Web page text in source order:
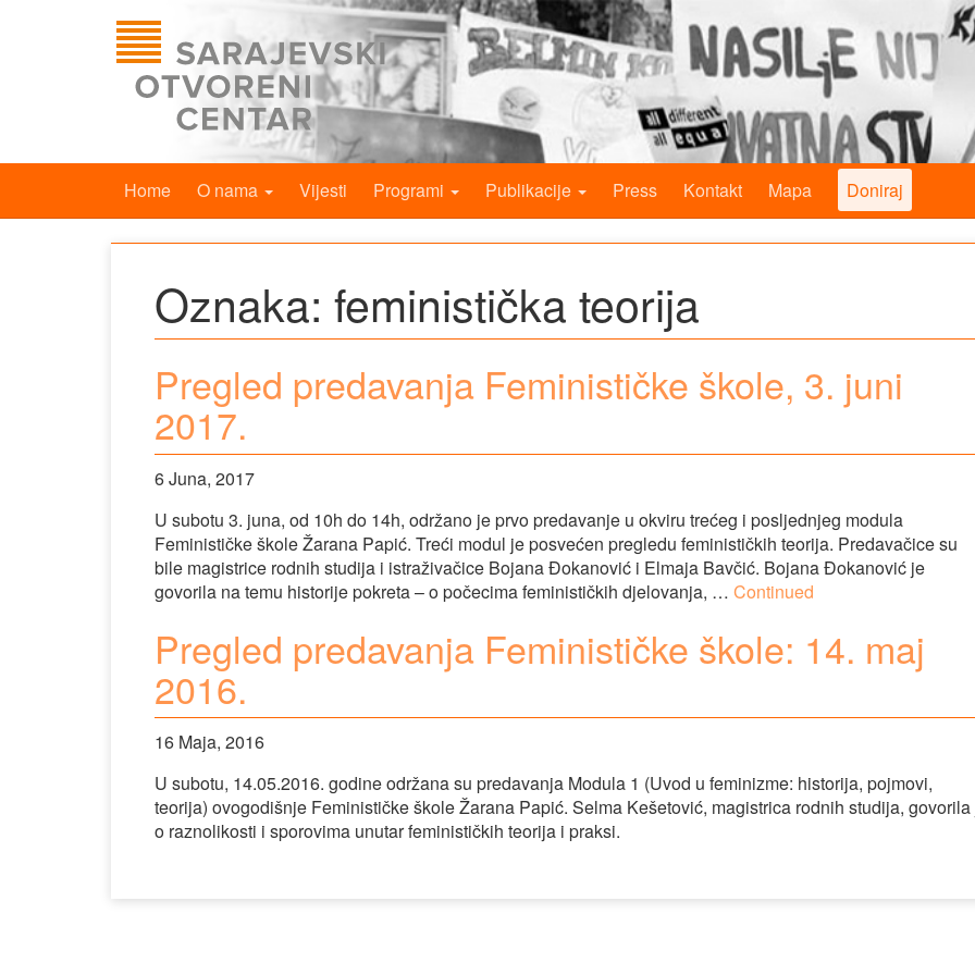
Home O nama Vijesti Programi Publikacije Press Kontakt Mapa Doniraj
Oznaka: feministička teorija
Pregled predavanja Feminističke škole, 3. juni
2017.
6 Juna, 2017
U subotu 3. juna, od 10h do 14h, održano je prvo predavanje u okviru trećeg i posljednjeg modula
Feminističke škole Žarana Papić. Treći modul je posvećen pregledu feminističkih teorija. Predavačice su
bile magistrice rodnih studija i istraživačice Bojana Đokanović i Elmaja Bavčić. Bojana Đokanović je
govorila na temu historije pokreta – o počecima feminističkih djelovanja, … Continued
Pregled predavanja Feminističke škole: 14. maj
2016.
16 Maja, 2016
U subotu, 14.05.2016. godine održana su predavanja Modula 1 (Uvod u feminizme: historija, pojmovi,
teorija) ovogodišnje Feminističke škole Žarana Papić. Selma Kešetović, magistrica rodnih studija,
o raznolikosti i sporovima unutar feminističkih teorija i praksi.